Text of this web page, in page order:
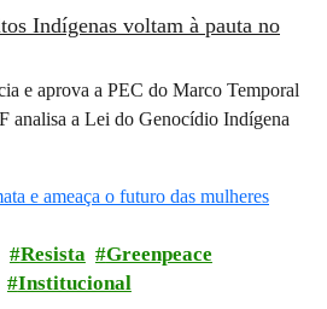
Indígenas voltam à pauta no
e aprova a PEC do Marco Temporal
analisa a Lei do Genocídio Indígena
Resista
Greenpeace
Institucional